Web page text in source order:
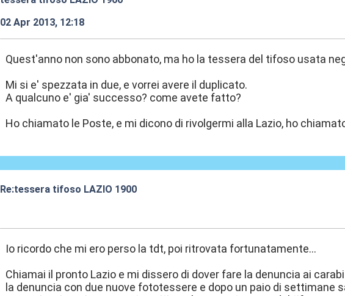
02 Apr 2013, 12:18
Quest'anno non sono abbonato, ma ho la tessera del tifoso usata
Mi si e' spezzata in due, e vorrei avere il duplicato.
A qualcuno e' gia' successo? come avete fatto?
Ho chiamato le Poste, e mi dicono di rivolgermi alla Lazio, ho
Re:tessera tifoso LAZIO 1900
Io ricordo che mi ero perso la tdt, poi ritrovata fortunatamente...
Chiamai il pronto Lazio e mi dissero di dover fare la denuncia ai
la denuncia con due nuove fototessere e dopo un paio di settimane